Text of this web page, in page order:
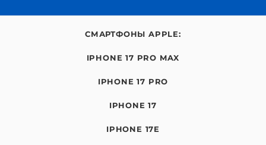
СМАРТФОНЫ APPLE:
IPHONE 17 PRO MAX
IPHONE 17 PRO
IPHONE 17
IPHONE 17E